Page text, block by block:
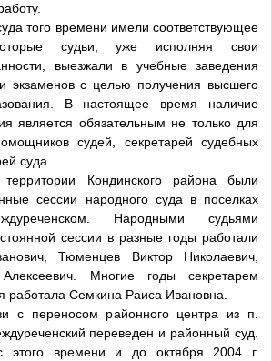
того времени имели соответствующее
судьи, уже исполняя свои
выезжали в учебные заведения
экзаменов с целью получения высшего
В настоящее время наличие
является обязательным не только для
судей, секретарей судебных
суда.
Кондинского района были
сессии народного суда в поселках
Народными судьями
сессии в разные годы работали
Тюменцев Виктор Николаевич,
Многие годы секретарем
работала Семкина Раиса Ивановна.
с переносом районного центра из п.
переведен и районный суд.
этого времени и до октября 2004 г.